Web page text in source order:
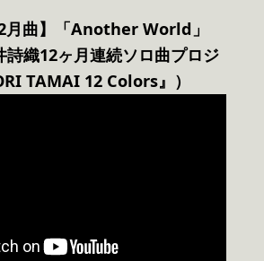
曲】「Another World」
詩織12ヶ月連続ソロ曲プロジ
TAMAI 12 Colors』）